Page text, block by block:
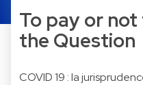
To pay or
the Question
COVID 19 : la